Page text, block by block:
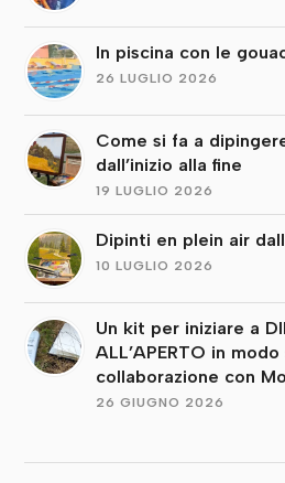
In piscina con le
26 LUGLIO 2026
Come si fa a
dall’inizio alla fine
19 LUGLIO 2026
Dipinti en plein air
10 LUGLIO 2026
Un kit per iniziare a
ALL’APERTO in
collaborazione con
26 GIUGNO 2026